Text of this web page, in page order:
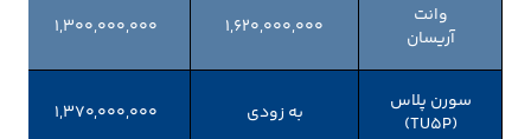
وانت
آریسان
۱,۶۲۰,۰۰۰,۰۰۰ ۱,۳۰۰,۰۰۰,۰۰۰
سورن پلاس
(TU5P)
به زودی ۱,۳۷۰,۰۰۰,۰۰۰